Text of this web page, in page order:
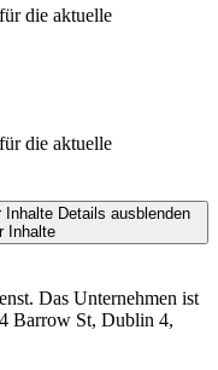
die aktuelle
die aktuelle
Inhalte Details ausblenden
Inhalte
Das Unternehmen ist
Barrow St, Dublin 4,